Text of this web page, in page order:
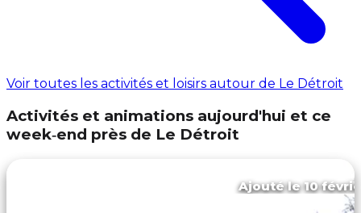
Voir toutes les activités et loisirs autour de Le Détroit
Activités et animations aujourd'hui et ce
week‑end près de Le Détroit
Ajouté le 10